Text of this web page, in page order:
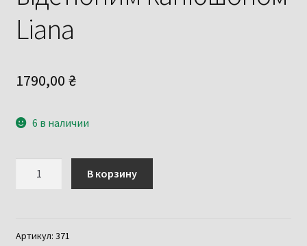
Liana
1790,00 ₴
6 в наличии
джинсова
В корзину
Артикул: 371